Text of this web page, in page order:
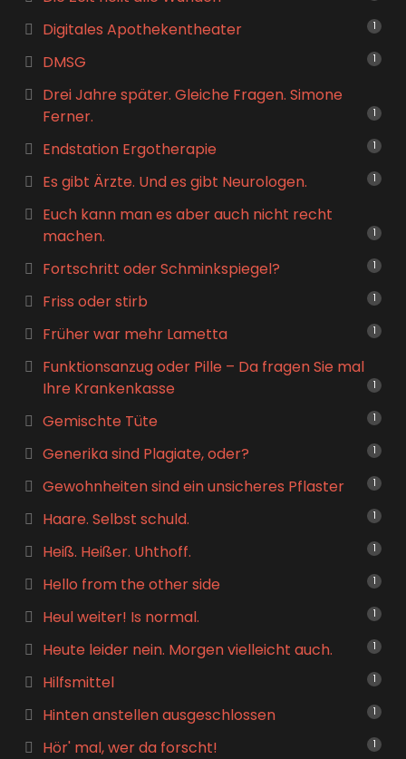
Digitales Apothekentheater
1
DMSG 1
Drei Jahre später. Gleiche Fragen. Simone
Ferner.
1
Endstation Ergotherapie 1
Es gibt Ärzte. Und es gibt Neurologen. 1
Euch kann man es aber auch nicht recht
machen.
1
Fortschritt oder Schminkspiegel? 1
Friss oder stirb 1
Früher war mehr Lametta 1
Funktionsanzug oder Pille – Da fragen Sie mal
Ihre Krankenkasse
1
Gemischte Tüte 1
Generika sind Plagiate, oder? 1
Gewohnheiten sind ein unsicheres Pflaster 1
Haare. Selbst schuld. 1
Heiß. Heißer. Uhthoff. 1
Hello from the other side 1
Heul weiter! Is normal. 1
Heute leider nein. Morgen vielleicht auch. 1
Hilfsmittel 1
Hinten anstellen ausgeschlossen 1
Hör' mal, wer da forscht! 1